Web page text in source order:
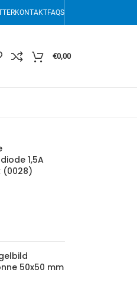
KONTAKTFAQS
€0,00
1,5A
(0028)
50x50 mm